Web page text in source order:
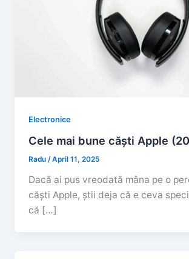
Electronice
Cele mai bune căști Apple
Radu/April 11, 2025
Dacă ai pus vreodată mâna pe o
căști Apple, știi deja că e ceva
că […]